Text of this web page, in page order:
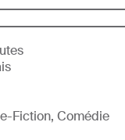
Fiction, Comédie